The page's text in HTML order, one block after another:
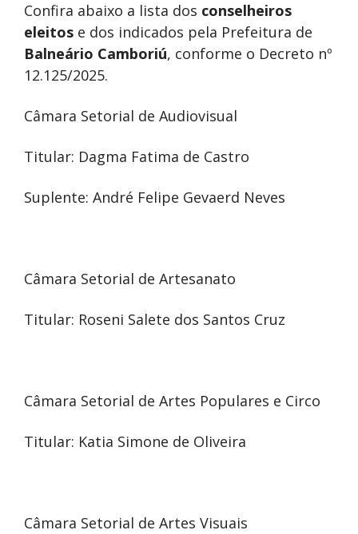
Confira abaixo a lista dos conselheiros
eleitos e dos indicados pela Prefeitura de
Balneário Camboriú, conforme o Decreto nº
12.125/2025.
Câmara Setorial de Audiovisual
Titular: Dagma Fatima de Castro
Suplente: André Felipe Gevaerd Neves
Câmara Setorial de Artesanato
Titular: Roseni Salete dos Santos Cruz
Câmara Setorial de Artes Populares e Circo
Titular: Katia Simone de Oliveira
Câmara Setorial de Artes Visuais